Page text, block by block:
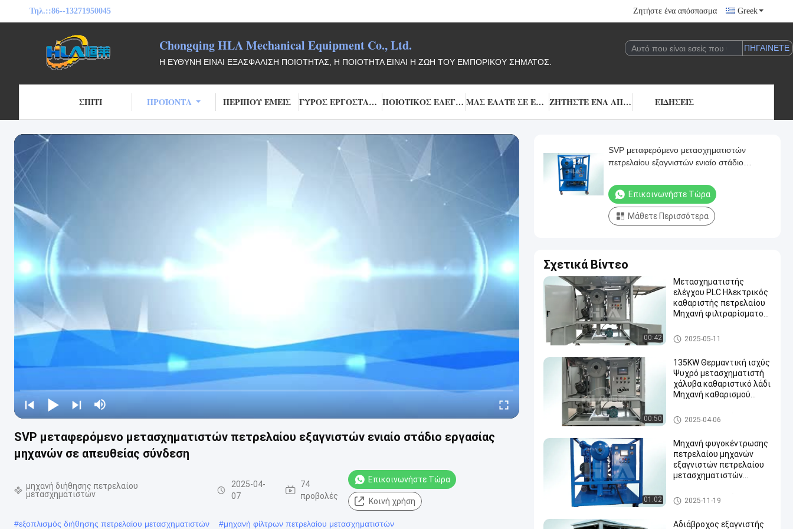
Τηλ.::86--13271950045 Ζητήστε ένα απόσπασμα Greek
Chongqing HLA Mechanical Equipment Co., Ltd.
Η ΕΥΘΎΝΗ ΕΊΝΑΙ ΕΞΑΣΦΆΛΙΣΗ ΠΟΙΌΤΗΤΑΣ, Η ΠΟΙΌΤΗΤΑ ΕΊΝΑΙ Η ΖΩΉ ΤΟΥ ΕΜΠΟΡΙΚΟΎ ΣΉΜΑΤΟΣ.
ΣΠΊΤΙ ΠΡΟΪΌΝΤΑ ΠΕΡΊΠΟΥ ΕΜΕΊΣ ΓΎΡΟΣ ΕΡΓΟΣΤΑΣΊΩΝ ΠΟΙΟΤΙΚΌΣ ΈΛΕΓΧΟΣ ΜΑΣ ΕΛΆΤΕ ΣΕ ΕΠΑΦΉ ΜΕ ΖΗΤΉΣΤΕ ΈΝΑ ΑΠΌΣΠΑΣΜΑ ΕΙΔΉΣΕΙΣ
SVP μεταφερόμενο μετασχηματιστών πετρελαίου εξαγνιστών ενιαίο στάδιο εργασίας
μηχανών σε απευθείας σύνδεση
μηχανή διήθησης πετρελαίου
μετασχηματιστών
2025-04-
07
74
προβολές
Επικοινωνήστε Τώρα
Κοινή χρήση
#εξοπλισμός διήθησης πετρελαίου μετασχηματιστών #μηχανή φίλτρων πετρελαίου μετασχηματιστών
SVP μεταφερόμενο μετασχηματιστών
πετρελαίου εξαγνιστών ενιαίο στάδιο
Επικοινωνήστε Τώρα
Μάθετε Περισσότερα
Σχετικά Βίντεο
00:42
Μετασχηματιστής
ελέγχου PLC Ηλεκτρικός
καθαριστής πετρελαίου
Μηχανή φιλτραρίσματος
μηχανή διήθησης πετρελαίο
υ μετασχηματιστών
2025-05-11
00:50
135KW Θερμαντική ισχύς
Ψυχρό μετασχηματιστή
χάλυβα καθαριστικό λάδι
Μηχανή καθαρισμού
μηχανή εξαγνιστών πετρελα
ίου μετασχηματιστών
2025-04-06
01:02
Μηχανή φυγοκέντρωσης
πετρελαίου μηχανών
εξαγνιστών πετρελαίου
μετασχηματιστών
μηχανή εξαγνιστών πετρελα
ίου μετασχηματιστών
2025-11-19
Αδιάβροχος εξαγνιστής